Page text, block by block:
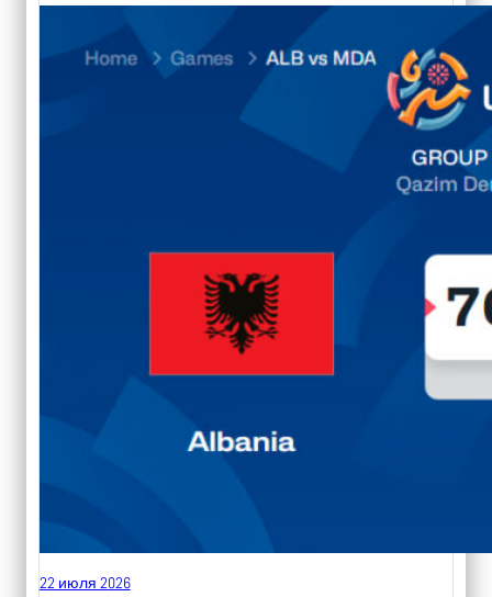
22 июля 2026